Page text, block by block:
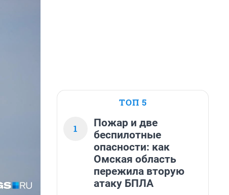
ТОП 5
1
Пожар и две
беспилотные
опасности: как
Омская область
пережила вторую
атаку БПЛА